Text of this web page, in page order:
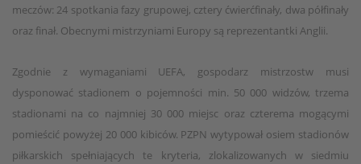
meczów: 24 spotkania fazy grupowej, cztery ćwierćfinały, dwa półfinały
oraz finał. Obecnymi mistrzyniami Europy są reprezentantki Anglii.
Zgodnie z wymaganiami UEFA, gospodarz mistrzostw musi
dysponować stadionem o pojemności min. 50 000 widzów, trzema
stadionami na co najmniej 30 000 miejsc oraz czterema mogącymi
pomieścić powyżej 20 000 kibiców. PZPN wytypował osiem stadionów
piłkarskich spełniających te kryteria, zlokalizowanych w siedmiu